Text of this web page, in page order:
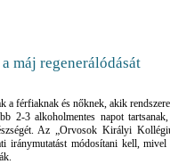
máj regenerálódását
a férfiaknak és nőknek, akik
2-3 alkoholmentes napot
Az „Orvosok Királyi
iránymutatást módosítani kell,